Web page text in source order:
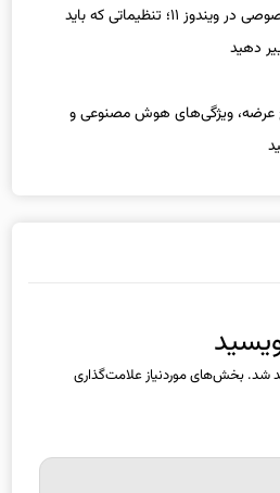
دهید
تاریخ عرضه، ویژگی‌های هوش مصنوعی و
شد.بخش‌های موردنیاز علامت‌گذاری